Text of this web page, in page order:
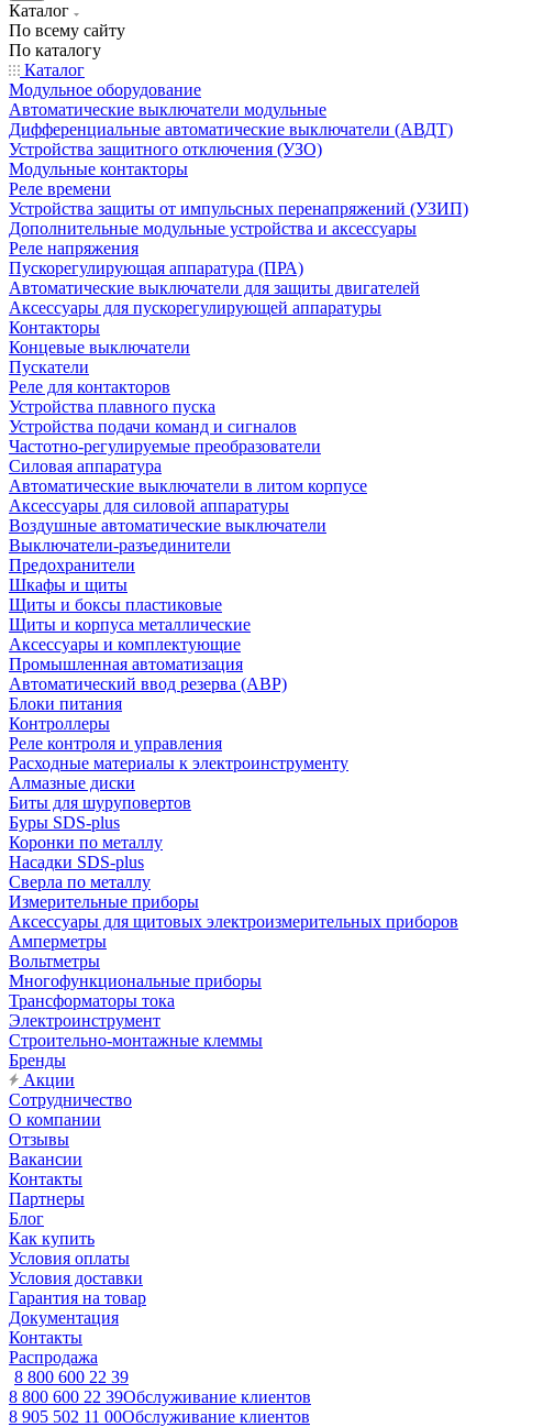
Каталог
По всему сайту
По каталогу
Каталог
Модульное оборудование
Автоматические выключатели модульные
Дифференциальные автоматические выключатели (АВДТ)
Устройства защитного отключения (УЗО)
Модульные контакторы
Реле времени
Устройства защиты от импульсных перенапряжений (УЗИП)
Дополнительные модульные устройства и аксессуары
Реле напряжения
Пускорегулирующая аппаратура (ПРА)
Автоматические выключатели для защиты двигателей
Аксессуары для пускорегулирующей аппаратуры
Контакторы
Концевые выключатели
Пускатели
Реле для контакторов
Устройства плавного пуска
Устройства подачи команд и сигналов
Частотно-регулируемые преобразователи
Силовая аппаратура
Автоматические выключатели в литом корпусе
Аксессуары для силовой аппаратуры
Воздушные автоматические выключатели
Выключатели-разъединители
Предохранители
Шкафы и щиты
Щиты и боксы пластиковые
Щиты и корпуса металлические
Аксессуары и комплектующие
Промышленная автоматизация
Автоматический ввод резерва (АВР)
Блоки питания
Контроллеры
Реле контроля и управления
Расходные материалы к электроинструменту
Алмазные диски
Биты для шуруповертов
Буры SDS-plus
Коронки по металлу
Насадки SDS-plus
Сверла по металлу
Измерительные приборы
Аксессуары для щитовых электроизмерительных приборов
Амперметры
Вольтметры
Многофункциональные приборы
Трансформаторы тока
Электроинструмент
Строительно-монтажные клеммы
Бренды
Акции
Сотрудничество
О компании
Отзывы
Вакансии
Контакты
Партнеры
Блог
Как купить
Условия оплаты
Условия доставки
Гарантия на товар
Документация
Контакты
Распродажа
8 800 600 22 39
8 800 600 22 39Обслуживание клиентов
8 905 502 11 00Обслуживание клиентов